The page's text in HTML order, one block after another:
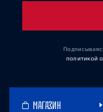
политикой
МАГАЗИН